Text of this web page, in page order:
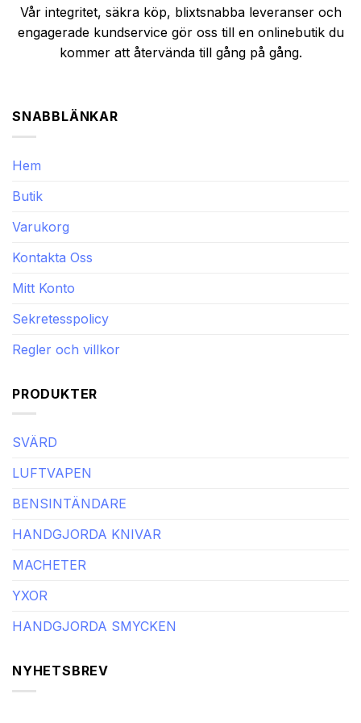
Vår integritet, säkra köp, blixtsnabba leveranser och
engagerade kundservice gör oss till en onlinebutik du
kommer att återvända till gång på gång.
SNABBLÄNKAR
Hem
Butik
Varukorg
Kontakta Oss
Mitt Konto
Sekretesspolicy
Regler och villkor
PRODUKTER
SVÄRD
LUFTVAPEN
BENSINTÄNDARE
HANDGJORDA KNIVAR
MACHETER
YXOR
HANDGJORDA SMYCKEN
NYHETSBREV